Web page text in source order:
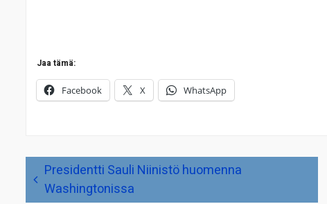
Jaa tämä:
Facebook X WhatsApp
Artikkelien
selausPresidentti Sauli Niinistö huomenna
Washingtonissa